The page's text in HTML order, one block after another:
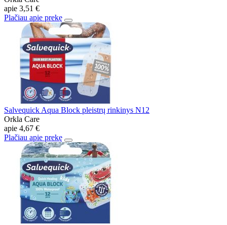
apie 3,51 €
Plačiau apie prekę
Salvequick Aqua Block pleistrų rinkinys N12
Orkla Care
apie 4,67 €
Plačiau apie prekę